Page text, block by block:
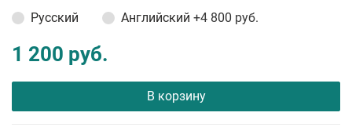
Русский
Английский +4 800 руб.
1 200 руб.
В корзину